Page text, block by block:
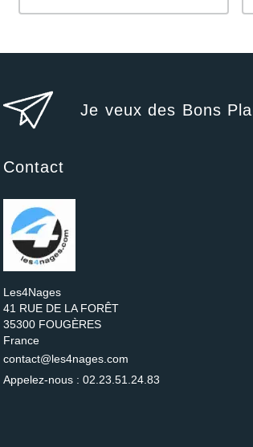
Je veux des Bons
Contact
Les4Nages
41 RUE DE LA FORÊT
35300 FOUGÈRES
France
contact@les4nages.com
Appelez-nous : 02.23.51.24.83